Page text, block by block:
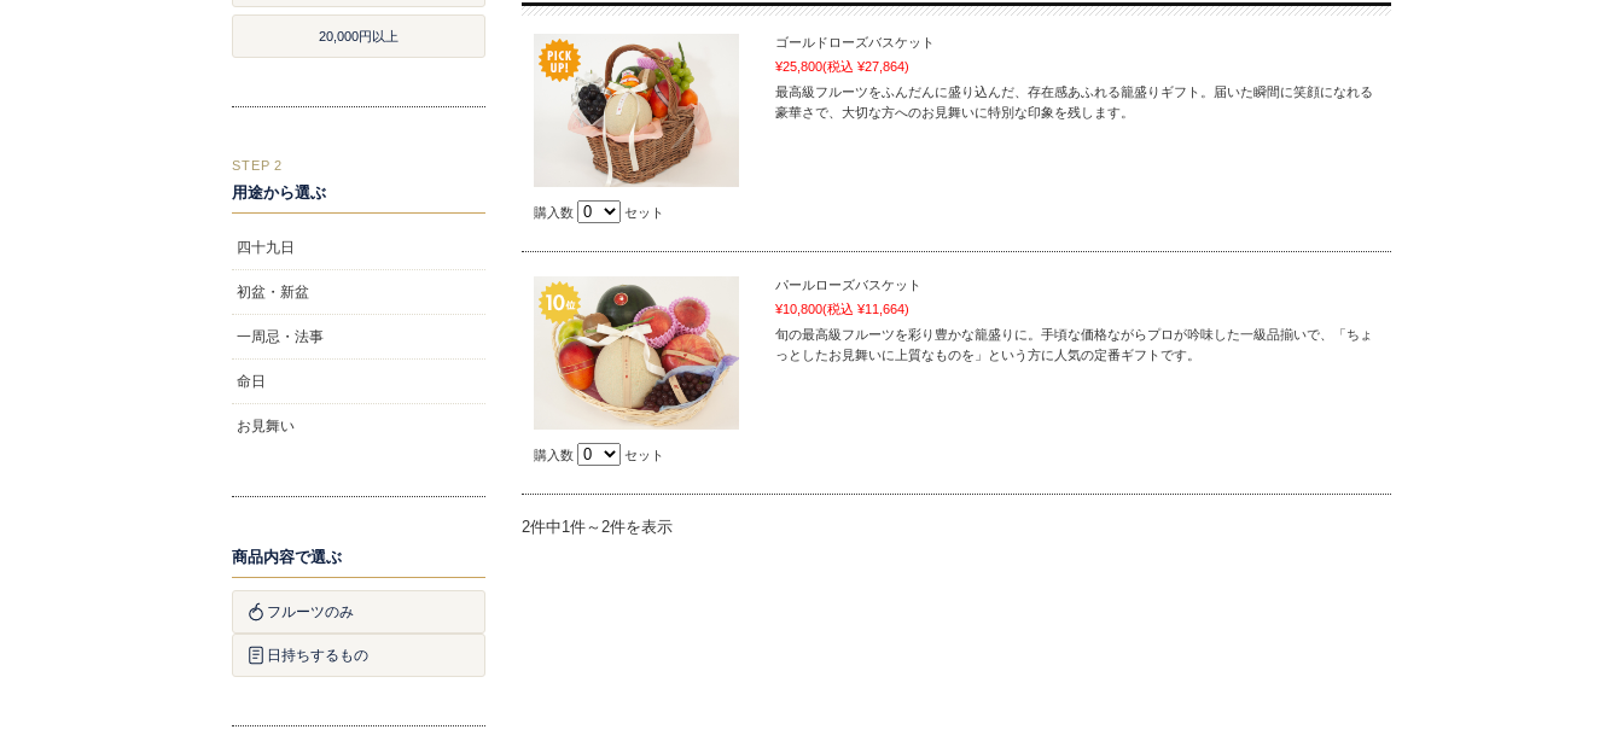
ゴールドローズバスケット
¥25,800(税込 ¥27,864)
最高級フルーツをふんだんに盛り込んだ、存在感あふれる籠盛りギフト。届いた瞬間に笑顔になれる
豪華さで、大切な方へのお見舞いに特別な印象を残します。
購入数 セット
パールローズバスケット
¥10,800(税込 ¥11,664)
旬の最高級フルーツを彩り豊かな籠盛りに。手頃な価格ながらプロが吟味した一級品揃いで、「ちょ
っとしたお見舞いに上質なものを」という方に人気の定番ギフトです。
購入数 セット
2件中1件～2件を表示
20,000円以上
STEP 2
用途から選ぶ
四十九日
初盆・新盆
一周忌・法事
命日
お見舞い
商品内容で選ぶ
フルーツのみ
日持ちするもの